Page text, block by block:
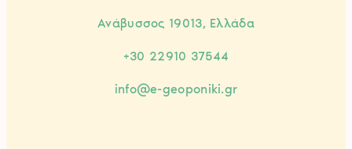
Ανάβυσσος 19013, Ελλάδα
+30 22910 37544
info@e-geoponiki.gr